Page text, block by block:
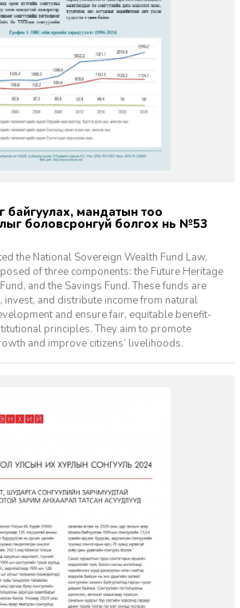
боловсронгуй болгох нь №53
the National Sovereign Wealth Fund Law,
of three components: the Future Heritage
and the Savings Fund. These funds are
invest, and distribute income from natural
and ensure fair, equitable benefit-
principles. They aim to promote
and improve citizens’ livelihoods.